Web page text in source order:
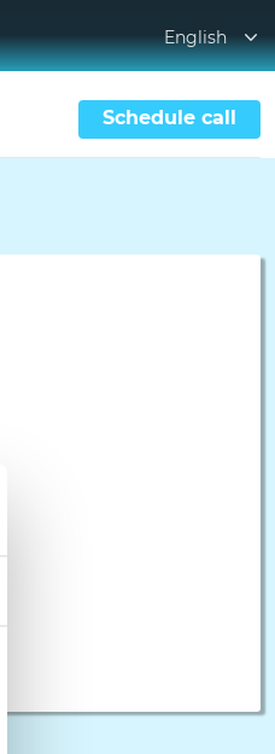
English
Schedule call